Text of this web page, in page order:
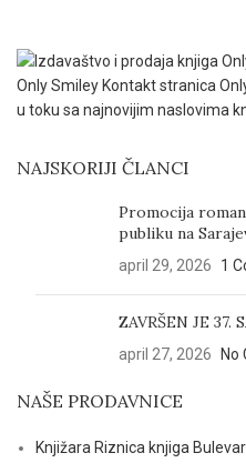
NAJSKORIJI ČLANCI
Promocija
publiku na
april 29, 2026 1
ZAVRŠEN JE 37.
april 27, 2026 No
NAŠE PRODAVNICE
Knjižara Riznica knjiga